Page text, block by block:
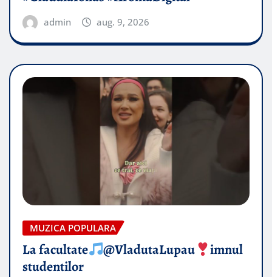
admin aug. 9, 2026
MUZICA POPULARA
La facultate @VladutaLupau
imnul
studentilor